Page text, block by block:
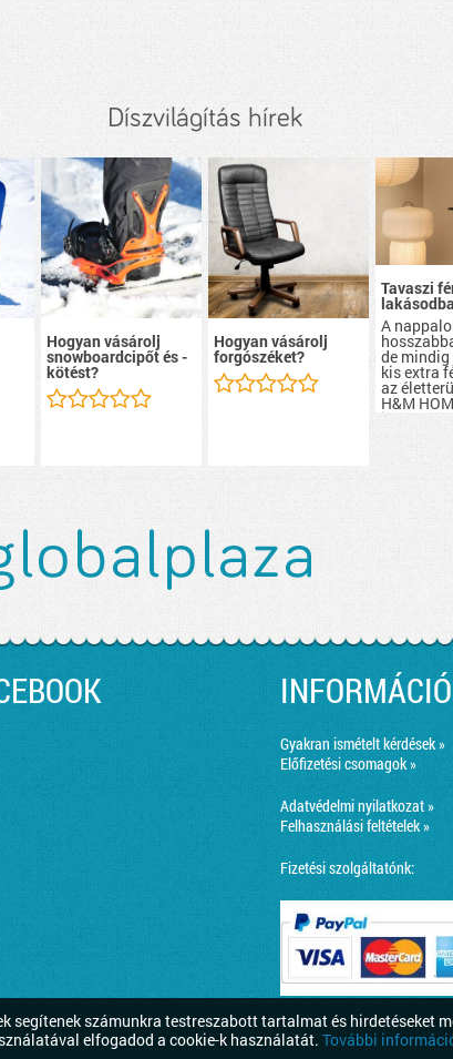
segítenek számunkra testreszabott tartalmat és hirdetéseket
elfogadod a cookie-k használatát. További
Díszvilágítás hírek
Hogyan vásárolj
snowboardcipőt és -
kötést?
Hogyan vásárolj
forgószéket?
Tavaszi
A
de
kis extra
az
H&M
jóvoltából.
INFORMÁCIÓ
Gyakran ismételt kérdések »
Előfizetési csomagok »
Adatvédelmi nyilatkozat »
Felhasználási feltételek »
Fizetési szolgáltatónk: